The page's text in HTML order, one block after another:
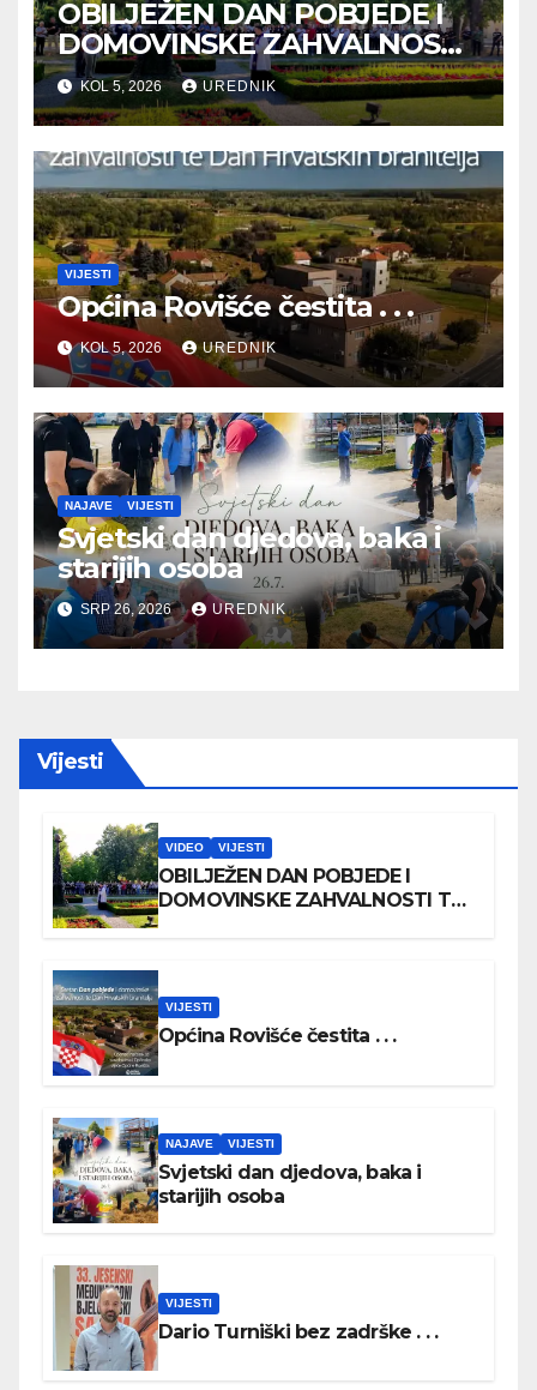
OBILJEŽEN DAN POBJEDE I
DOMOVINSKE ZAHVALNOSTI
TE DAN HRVATSKIH
BRANITELJA
KOL 5, 2026 UREDNIK
VIJESTI
Općina Rovišće čestita . . .
KOL 5, 2026 UREDNIK
NAJAVE VIJESTI
Svjetski dan djedova, baka i
starijih osoba
SRP 26, 2026 UREDNIK
Vijesti
VIDEO VIJESTI
OBILJEŽEN DAN POBJEDE I
DOMOVINSKE ZAHVALNOSTI TE
VIJESTI
Općina Rovišće čestita . . .
NAJAVE VIJESTI
Svjetski dan djedova, baka i
starijih osoba
VIJESTI
Dario Turniški bez zadrške . . .